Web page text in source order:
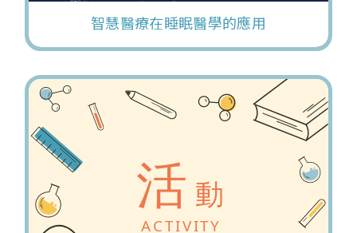
智慧醫療在睡眠醫學的應用